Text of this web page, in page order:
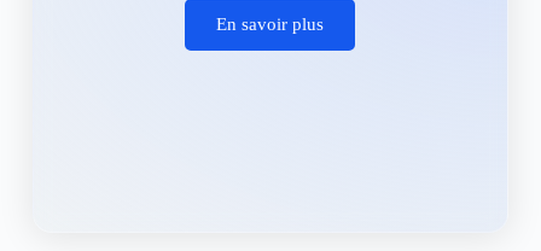
En savoir plus